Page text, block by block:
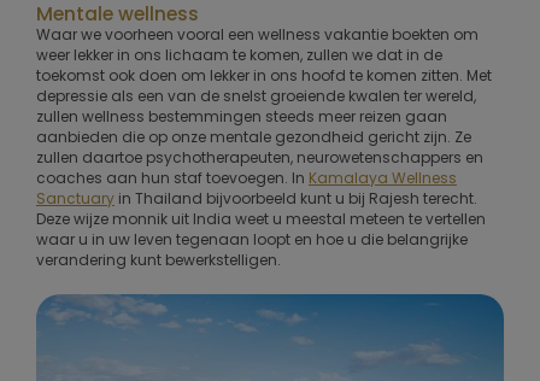
Mentale wellness
Waar we voorheen vooral een wellness vakantie boekten om
weer lekker in ons lichaam te komen, zullen we dat in de
toekomst ook doen om lekker in ons hoofd te komen zitten. Met
depressie als een van de snelst groeiende kwalen ter wereld,
zullen wellness bestemmingen steeds meer reizen gaan
aanbieden die op onze mentale gezondheid gericht zijn. Ze
zullen daartoe psychotherapeuten, neurowetenschappers en
coaches aan hun staf toevoegen. In Kamalaya Wellness
Sanctuary in Thailand bijvoorbeeld kunt u bij Rajesh terecht.
Deze wijze monnik uit India weet u meestal meteen te vertellen
waar u in uw leven tegenaan loopt en hoe u die belangrijke
verandering kunt bewerkstelligen.